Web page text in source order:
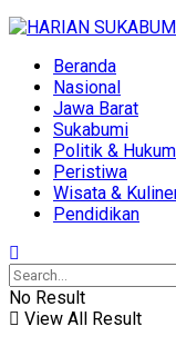
Beranda
Nasional
Jawa Barat
Sukabumi
Politik & Hukum
Peristiwa
Wisata &
Pendidikan
No Result
View All Result